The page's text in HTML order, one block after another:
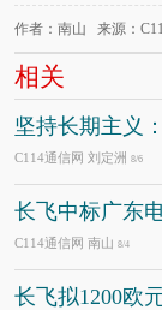
作者：南山 来源：
相关
坚持长期主义
C114通信网 刘定洲 8/6
长飞中标广东
C114通信网 南山 8/4
长飞拟1200欧